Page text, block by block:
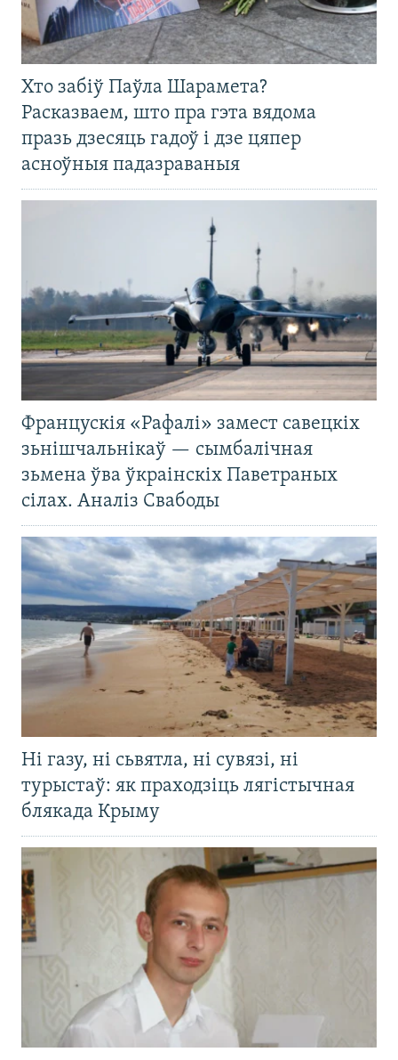
Хто забіў Паўла Шарамета?
Расказваем, што пра гэта вядома
празь дзесяць гадоў і дзе цяпер
асноўныя падазраваныя
Францускія «Рафалі» замест савецкіх
зьнішчальнікаў — сымбалічная
зьмена ўва ўкраінскіх Паветраных
сілах. Аналіз Свабоды
Ні газу, ні сьвятла, ні сувязі, ні
турыстаў: як праходзіць лягістычная
блякада Крыму